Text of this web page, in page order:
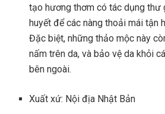
tạo hương thơm có tác dụng thư
huyết để các nàng thoải mái tận
Đặc biệt, những thảo mộc này
nấm trên da, và bảo vệ da khỏi
bên ngoài.
Xuất xứ: Nội địa Nhật Bản